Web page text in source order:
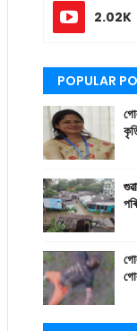
2.02K
POPULAR